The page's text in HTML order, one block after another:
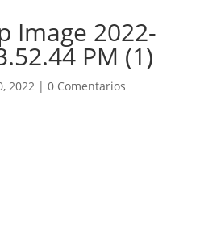
Image 2022-
PM (1)
2022| 0 Comentarios